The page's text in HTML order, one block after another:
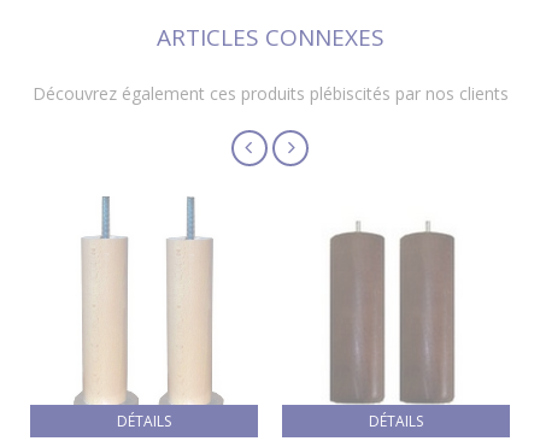
ARTICLES CONNEXES
Découvrez également ces produits plébiscités par nos clients
DÉTAILS DÉTAILS